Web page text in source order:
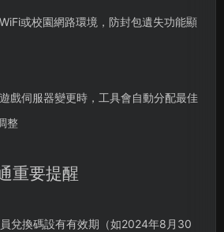
或校園網路環境，防封包遺失功能顯
戲伺服器變更時，工具會自動分配最佳
整
重要提醒
兌換碼設有有效期（如2024年8月30